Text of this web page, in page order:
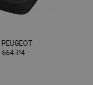
664-P4